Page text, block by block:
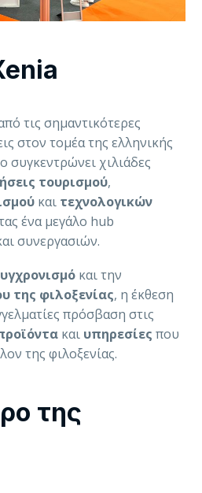
τις σημαντικότερες
στον τομέα της ελληνικής
συγκεντρώνει χιλιάδες
τουρισμού,
και τεχνολογικών
ένα μεγάλο hub
συνεργασιών.
και την
της φιλοξενίας, η έκθεση
πρόσβαση στις
και υπηρεσίες που
της φιλοξενίας.
της